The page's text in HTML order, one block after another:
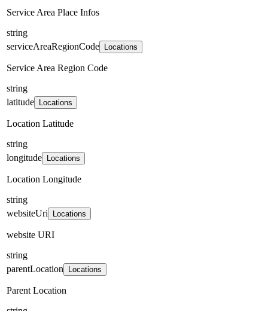
Service Area Place Infos
string
serviceAreaRegionCode
Locations
Service Area Region Code
string
latitude
Locations
Location Latitude
string
longitude
Locations
Location Longitude
string
websiteUri
Locations
website URI
string
parentLocation
Locations
Parent Location